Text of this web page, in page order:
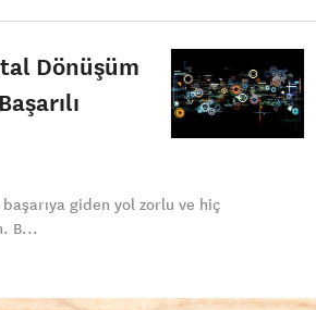
Dönüşüm
giden yol zorlu ve hiç
B...